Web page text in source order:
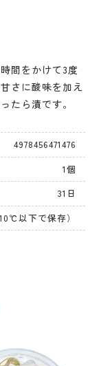
間をかけて3度
さに酸味を加え
たら漬です。
4978456471476
1個
31日
以下で保存）